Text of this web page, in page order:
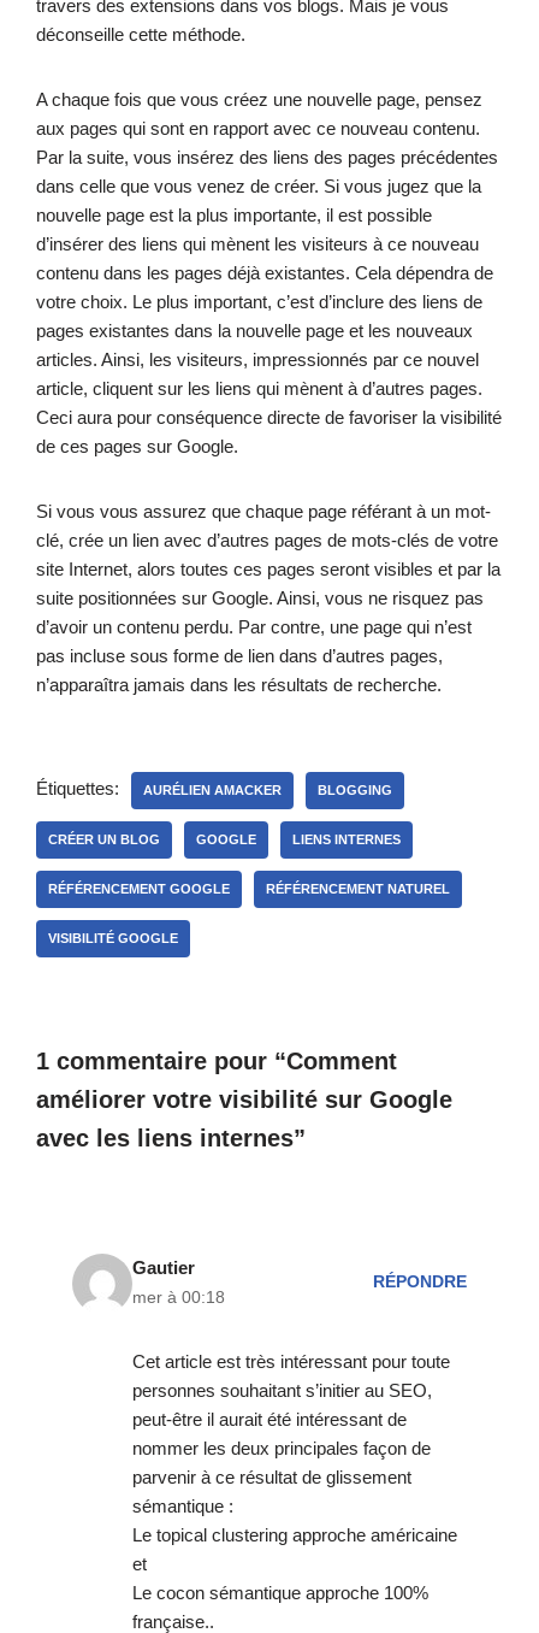
travers des extensions dans vos blogs. Mais je vous
déconseille cette méthode.
A chaque fois que vous créez une nouvelle page, pensez
aux pages qui sont en rapport avec ce nouveau contenu.
Par la suite, vous insérez des liens des pages précédentes
dans celle que vous venez de créer. Si vous jugez que la
nouvelle page est la plus importante, il est possible
d’insérer des liens qui mènent les visiteurs à ce nouveau
contenu dans les pages déjà existantes. Cela dépendra de
votre choix. Le plus important, c’est d’inclure des liens de
pages existantes dans la nouvelle page et les nouveaux
articles. Ainsi, les visiteurs, impressionnés par ce nouvel
article, cliquent sur les liens qui mènent à d’autres pages.
Ceci aura pour conséquence directe de favoriser la visibilité
de ces pages sur Google.
Si vous vous assurez que chaque page référant à un mot-
clé, crée un lien avec d’autres pages de mots-clés de votre
site Internet, alors toutes ces pages seront visibles et par la
suite positionnées sur Google. Ainsi, vous ne risquez pas
d’avoir un contenu perdu. Par contre, une page qui n’est
pas incluse sous forme de lien dans d’autres pages,
n’apparaîtra jamais dans les résultats de recherche.
Étiquettes: AURÉLIEN AMACKER BLOGGING
CRÉER UN BLOG GOOGLE LIENS INTERNES
RÉFÉRENCEMENT GOOGLE RÉFÉRENCEMENT NATUREL
VISIBILITÉ GOOGLE
1 commentaire pour “Comment
améliorer votre visibilité sur Google
avec les liens internes”
Gautier
mer à 00:18
RÉPONDRE
Cet article est très intéressant pour toute
personnes souhaitant s’initier au SEO,
peut-être il aurait été intéressant de
nommer les deux principales façon de
parvenir à ce résultat de glissement
sémantique :
Le topical clustering approche américaine
et
Le cocon sémantique approche 100%
française..